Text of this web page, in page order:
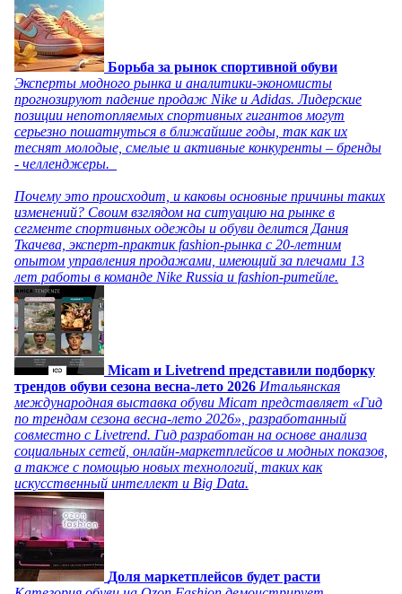
Борьба за рынок спортивной обуви
Эксперты модного рынка и аналитики-экономисты
прогнозируют падение продаж Nike и Adidas. Лидерские
позиции непотопляемых спортивных гигантов могут
серьезно пошатнуться в ближайшие годы, так как их
теснят молодые, смелые и активные конкуренты – бренды
- челленджеры.
Почему это происходит, и каковы основные причины таких
изменений? Своим взглядом на ситуацию на рынке в
сегменте спортивных одежды и обуви делится Дания
Ткачева, эксперт-практик fashion-рынка с 20-летним
опытом управления продажами, имеющий за плечами 13
лет работы в команде Nike Russia и fashion-ритейле.
Micam и Livetrend представили подборку
трендов обуви сезона весна-лето 2026 Итальянская
международная выставка обуви Micam представляет «Гид
по трендам сезона весна-лето 2026», разработанный
совместно с Livetrend. Гид разработан на основе анализа
социальных сетей, онлайн-маркетплейсов и модных показов,
а также с помощью новых технологий, таких как
искусственный интеллект и Big Data.
Доля маркетплейсов будет расти